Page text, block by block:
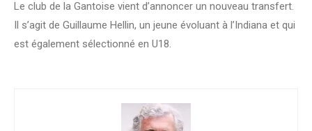
Le club de la Gantoise vient d’annoncer un nouveau transfert.
Il s’agit de Guillaume Hellin, un jeune évoluant à l’Indiana et qui
est également sélectionné en U18.